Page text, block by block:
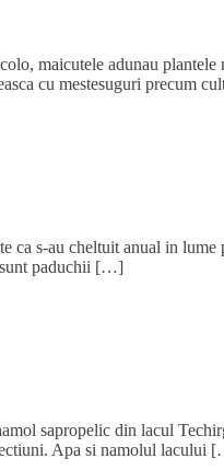
maicutele adunau
cu mestesuguri precum
s-au cheltuit anual in
sunt paduchii […]
sapropelic din lacul
Apa si namolul lacului